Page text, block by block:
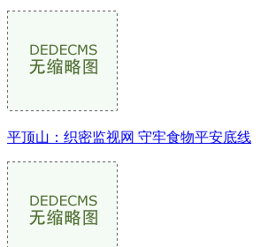
平顶山：织密监视网 守牢食物平安底线